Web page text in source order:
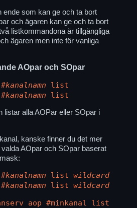
ende som kan ge och ta bort
och ägaren kan ge och ta bort
listkommandona är tillgängliga
ägaren men inte för vanliga
AOpar och SOpar
#kanalnamn list
#kanalnamn list
listar alla AOPar eller SOpar i
kanske finner du det mer
AOpar och SOpar baserat
#kanalnamn listwildcard
#kanalnamn listwildcard
aop #minkanal list